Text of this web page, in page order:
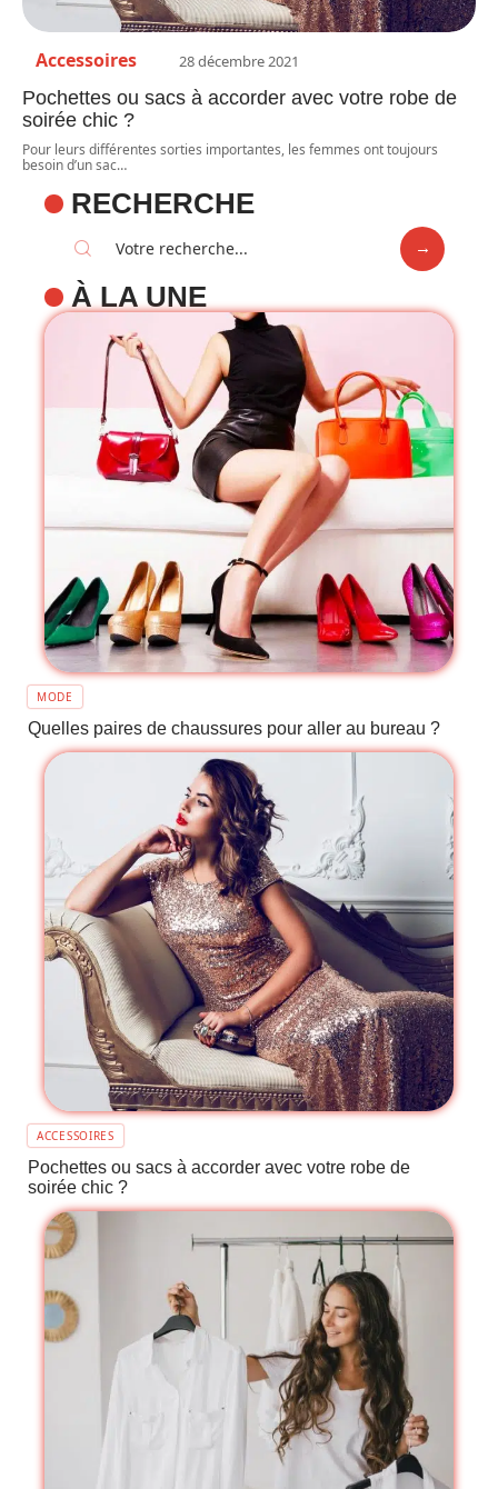
Accessoires 28 décembre 2021
Pochettes ou sacs à accorder avec votre robe de
soirée chic ?
Pour leurs différentes sorties importantes, les femmes ont toujours
besoin d’un sac…
RECHERCHE
À LA UNE
MODE
Quelles paires de chaussures pour aller au bureau ?
ACCESSOIRES
Pochettes ou sacs à accorder avec votre robe de
soirée chic ?